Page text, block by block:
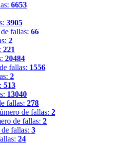
6653
3905
fallas: 66
2
221
20484
fallas: 1556
2
513
13040
fallas: 278
de fallas: 2
de fallas: 2
fallas: 3
24